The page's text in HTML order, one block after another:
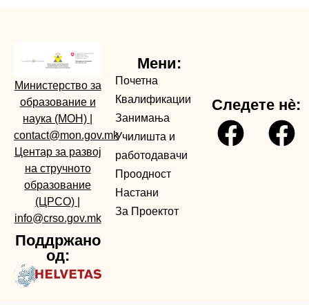
Министерство за
образование и
наука (МОН)
contact@mon.gov.mk
Центар за развој
на стручното
образование
(ЦРСО)
info@crso.gov.mk
Поддржано
од:
Мени:
Почетна
Квалификации
Занимања
Училишта и
работодавачи
Проодност
Настани
За Проектот
Следете нè: